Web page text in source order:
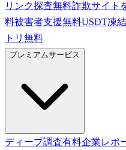
リンク探査無料詐欺サイト
料被害者支援無料USDT凍
トリ 無料
プレミアムサービス
ディープ調査有料企業レポ